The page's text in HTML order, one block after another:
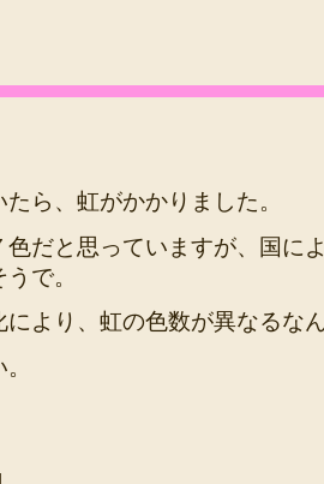
ら、虹がかかりました。
色だと思っていますが、国に
で。
により、虹の色数が異なるな